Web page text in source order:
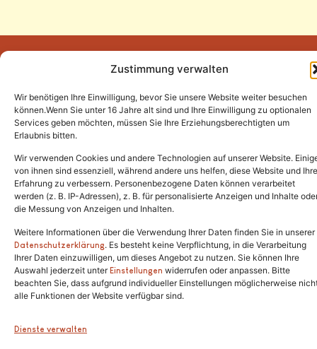
Zustimmung verwalten
Wir benötigen Ihre Einwilligung, bevor Sie unsere Website weiter besuchen
können.Wenn Sie unter 16 Jahre alt sind und Ihre Einwilligung zu optionalen
Services geben möchten, müssen Sie Ihre Erziehungsberechtigten um
Erlaubnis bitten.
Wir verwenden Cookies und andere Technologien auf unserer Website.
von ihnen sind essenziell, während andere uns helfen, diese Website und Ihre
Erfahrung zu verbessern. Personenbezogene Daten können verarbeitet
werden (z. B. IP-Adressen), z. B. für personalisierte Anzeigen und Inhalte
die Messung von Anzeigen und Inhalten.
Weitere Informationen über die Verwendung Ihrer Daten finden Sie in unserer
Datenschutzerklärung. Es besteht keine Verpflichtung, in die Verarbeitung
Ihrer Daten einzuwilligen, um dieses Angebot zu nutzen. Sie können Ihre
Auswahl jederzeit unterEinstellungen widerrufen oder anpassen. Bitte
beachten Sie, dass aufgrund individueller Einstellungen möglicherweise
alle Funktionen der Website verfügbar sind.
Dienste verwalten
Copyright © 2024. Alle Rechte vorbehalten.
Tel.:(02646) 915928
info@katzenschutzfreunde.de
Im Brandenfeld 22
53426 Schalkenbach